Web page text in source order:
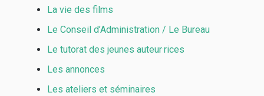
La vie des films
Le Conseil d’Administration / Le Bureau
Le tutorat des jeunes auteur·rices
Les annonces
Les ateliers et séminaires